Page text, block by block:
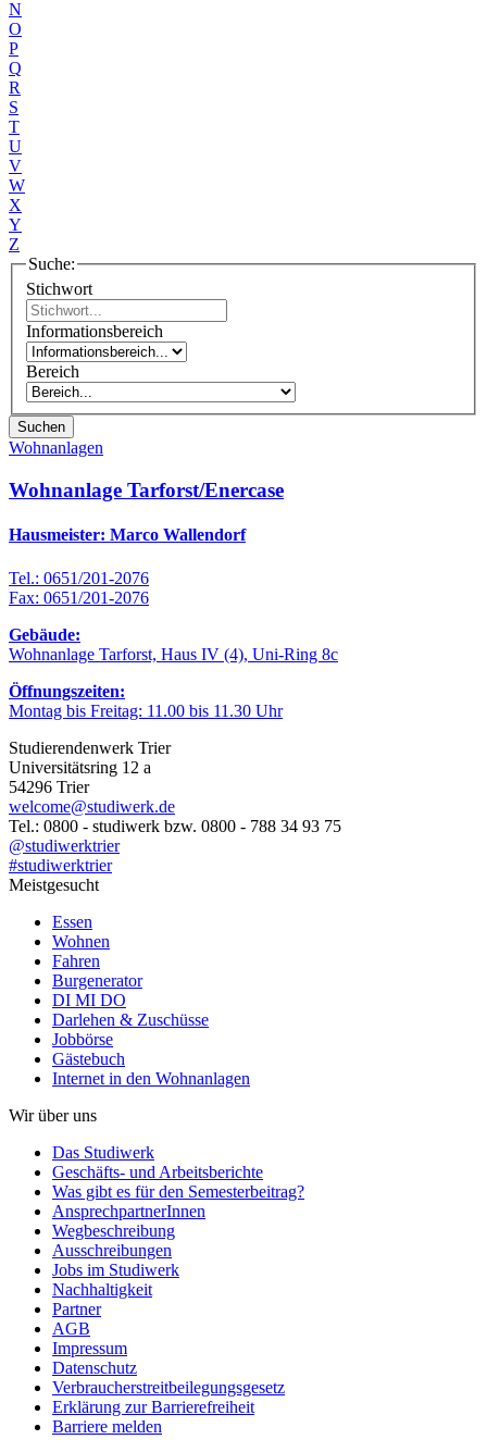
N
O
P
Q
R
S
T
U
V
W
X
Y
Z
Suche:
Stichwort
Informationsbereich
Bereich
Suchen
Wohnanlagen
Wohnanlage Tarforst/Enercase
Hausmeister: Marco Wallendorf
Tel.: 0651/201-2076
Fax: 0651/201-2076
Gebäude:
Wohnanlage Tarforst, Haus IV (4), Uni-Ring 8c
Öffnungszeiten:
Montag bis Freitag: 11.00 bis 11.30 Uhr
Studierendenwerk Trier
Universitätsring 12 a
54296 Trier
welcome@studiwerk.de
Tel.: 0800 - studiwerk bzw. 0800 - 788 34 93 75
@studiwerktrier
#studiwerktrier
Meistgesucht
Essen
Wohnen
Fahren
Burgenerator
DI MI DO
Darlehen & Zuschüsse
Jobbörse
Gästebuch
Internet in den Wohnanlagen
Wir über uns
Das Studiwerk
Geschäfts- und Arbeitsberichte
Was gibt es für den Semesterbeitrag?
AnsprechpartnerInnen
Wegbeschreibung
Ausschreibungen
Jobs im Studiwerk
Nachhaltigkeit
Partner
AGB
Impressum
Datenschutz
Verbraucherstreitbeilegungsgesetz
Erklärung zur Barrierefreiheit
Barriere melden